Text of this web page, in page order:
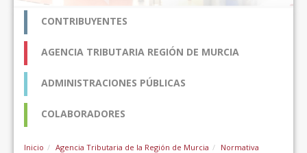
CONTRIBUYENTES
AGENCIA TRIBUTARIA REGIÓN DE MURCIA
ADMINISTRACIONES PÚBLICAS
COLABORADORES
Inicio Agencia Tributaria de la Región de Murcia Normativa